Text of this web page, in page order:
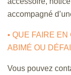
accompagné
• QUE FAIRE
ABIMÉ OU
Vous pouvez